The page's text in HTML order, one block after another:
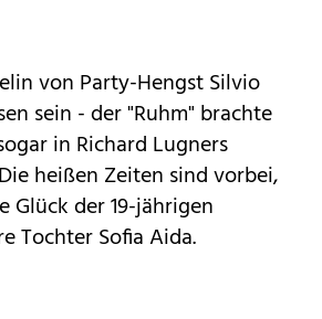
von Party-Hengst Silvio
sein - der "Ruhm" brachte
in Richard Lugners
heißen Zeiten sind vorbei,
Glück der 19-jährigen
Tochter Sofia Aida.